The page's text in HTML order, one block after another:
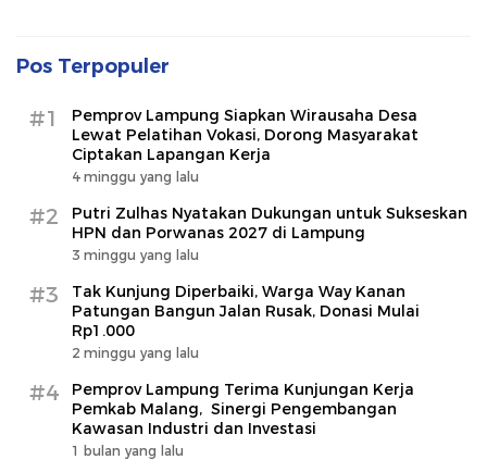
Pos Terpopuler
#1
Pemprov Lampung Siapkan Wirausaha Desa
Lewat Pelatihan Vokasi, Dorong Masyarakat
Ciptakan Lapangan Kerja
4 minggu yang lalu
#2
Putri Zulhas Nyatakan Dukungan untuk Sukseskan
HPN dan Porwanas 2027 di Lampung
3 minggu yang lalu
#3
Tak Kunjung Diperbaiki, Warga Way Kanan
Patungan Bangun Jalan Rusak, Donasi Mulai
Rp1.000
2 minggu yang lalu
#4
Pemprov Lampung Terima Kunjungan Kerja
Pemkab Malang, Sinergi Pengembangan
Kawasan Industri dan Investasi
1 bulan yang lalu